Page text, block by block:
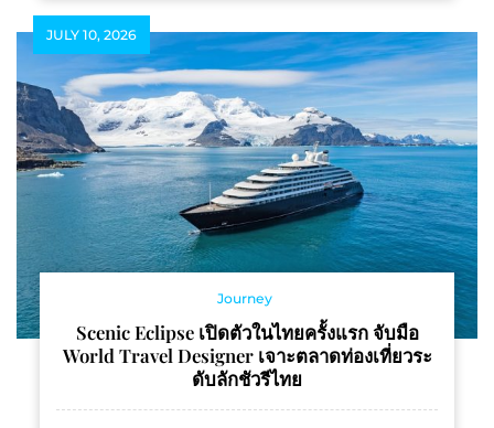
JULY 10, 2026
Journey
Scenic Eclipse เปิดตัวในไทยครั้งแรก จับมือ
World Travel Designer เจาะตลาดท่องเที่ยวระ
ดับลักชัวรีไทย